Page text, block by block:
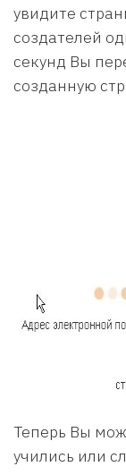
увидите
создателей
секунд Вы
созданную
Теперь Вы
учились или